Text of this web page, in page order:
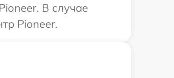
В случае
Pioneer.